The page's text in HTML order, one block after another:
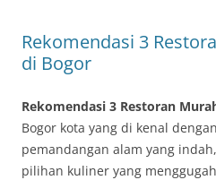
Rekomendasi 3
di Bogor
Rekomendasi 3 Restoran
Bogor kota yang di kenal
pemandangan alam yang
pilihan kuliner yang